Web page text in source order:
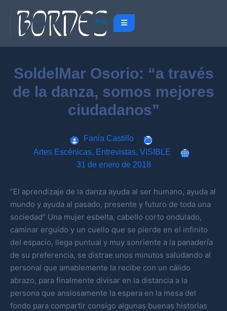
SoldelMar Osorio: “a través
de la danza, somos mejores
ciudadanos”
Fania Castillo
Artes Escénicas, Entrevistas, VISIBLE
31 de enero de 2018
“El aprendizaje de la danza ayuda al ser humano, ayuda al
mundo y ayuda al pasado, presente y futuro de toda una
sociedad” Una mujer esbelta, cabello corto ondulado,
caminar erguido y un cuello que se pierde en el infinito
del espacio, llega puntual y muy sonriente a la panadería
de su preferencia, se distrae unos minutos saludando al
personal que amablemente la recibe con un cálido
abrazo, para finalmente divisar en la distancia a la
persona que ansiosamente la espera en la mesa del
fondo para compartir consigo algunas buenas historias